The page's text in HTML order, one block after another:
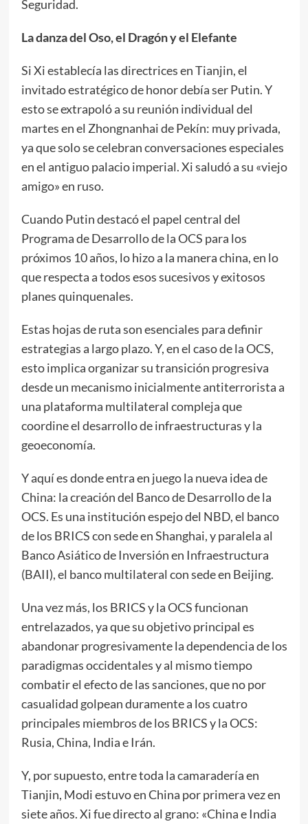
Seguridad.
La danza del Oso, el Dragón y el Elefante
Si Xi establecía las directrices en Tianjin, el
invitado estratégico de honor debía ser Putin. Y
esto se extrapoló a su reunión individual del
martes en el Zhongnanhai de Pekín: muy privada,
ya que solo se celebran conversaciones especiales
en el antiguo palacio imperial. Xi saludó a su «viejo
amigo» en ruso.
Cuando Putin destacó el papel central del
Programa de Desarrollo de la OCS para los
próximos 10 años, lo hizo a la manera china, en lo
que respecta a todos esos sucesivos y exitosos
planes quinquenales.
Estas hojas de ruta son esenciales para definir
estrategias a largo plazo. Y, en el caso de la OCS,
esto implica organizar su transición progresiva
desde un mecanismo inicialmente antiterrorista a
una plataforma multilateral compleja que
coordine el desarrollo de infraestructuras y la
geoeconomía.
Y aquí es donde entra en juego la nueva idea de
China: la creación del Banco de Desarrollo de la
OCS. Es una institución espejo del NBD, el banco
de los BRICS con sede en Shanghai, y paralela al
Banco Asiático de Inversión en Infraestructura
(BAII), el banco multilateral con sede en Beijing.
Una vez más, los BRICS y la OCS funcionan
entrelazados, ya que su objetivo principal es
abandonar progresivamente la dependencia de los
paradigmas occidentales y al mismo tiempo
combatir el efecto de las sanciones, que no por
casualidad golpean duramente a los cuatro
principales miembros de los BRICS y la OCS:
Rusia, China, India e Irán.
Y, por supuesto, entre toda la camaradería en
Tianjin, Modi estuvo en China por primera vez en
siete años. Xi fue directo al grano: «China e India